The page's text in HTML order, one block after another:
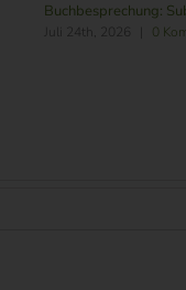
Buchbesprechung:
Juli 24th, 2026 0